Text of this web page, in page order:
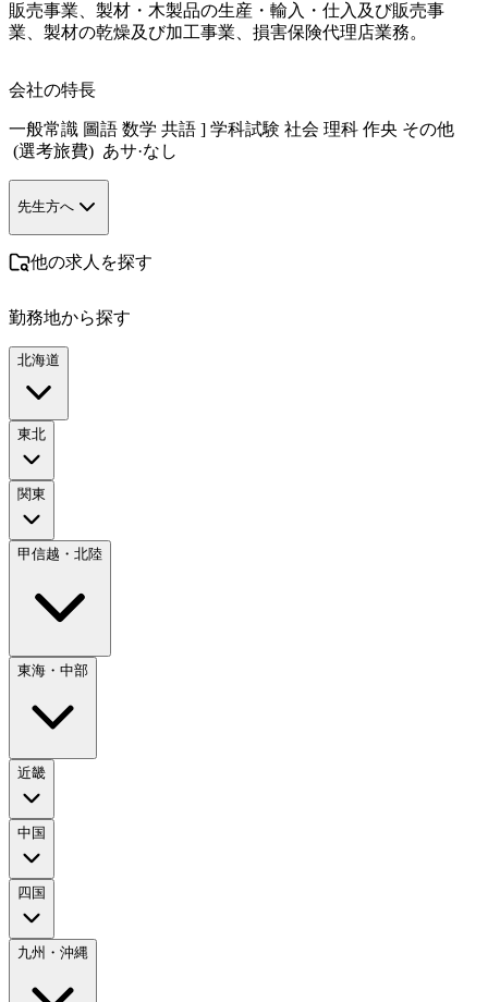
販売事業、製材・木製品の生産・輸入・仕入及び販売事
業、製材の乾燥及び加工事業、損害保険代理店業務。
会社の特長
一般常識 圖語 数学 共語 ] 学科試験 社会 理科 作央 その他
(選考旅費)  あサ·なし
先生方へ
他の求人を探す
勤務地から探す
北海道
東北
関東
甲信越・北陸
東海・中部
近畿
中国
四国
九州・沖縄